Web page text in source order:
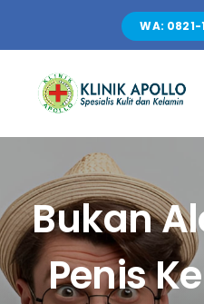
content
WA:
Bukan
Penis